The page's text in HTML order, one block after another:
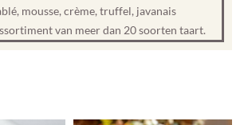
mousse, crème, truffel, javanais
van meer dan 20 soorten taart.